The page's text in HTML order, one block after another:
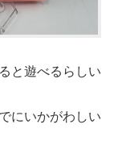
と遊べるらしい
にいかがわしい